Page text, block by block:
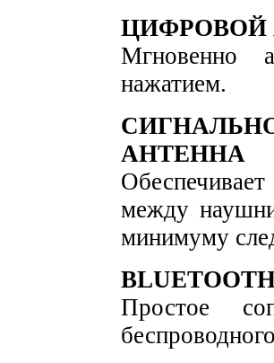
ЦИФРОВОЙ
Мгновенно
нажатием.
АНТЕННА
между
минимуму
Простое